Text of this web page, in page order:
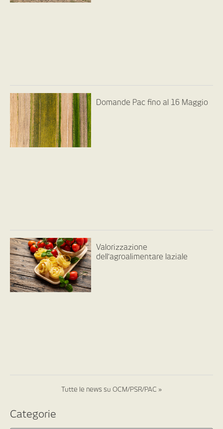
Domande Pac fino al 16 Maggio
Valorizzazione
dell’agroalimentare laziale
Tutte le news su OCM/PSR/PAC »
Categorie